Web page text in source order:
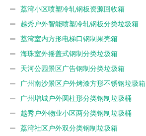
荔湾小区喷塑冷轧钢板资源回收箱
越秀户外智能喷塑冷轧钢板分类垃圾箱
荔湾室内方形电梯口钢制果壳箱
海珠室外摇盖式钢制分类垃圾箱
天河公园景区广告钢制分类垃圾箱
广州南沙景区户外烤漆方形不锈钢垃圾箱
广州增城户外圆柱形分类钢制垃圾桶
越秀户外物业小区两分类钢制垃圾桶
荔湾社区户外双分类钢制垃圾箱